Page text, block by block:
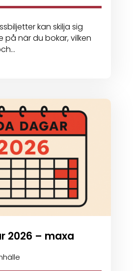
kan skilja sig
på när du bokar, vilken
2026 – maxa